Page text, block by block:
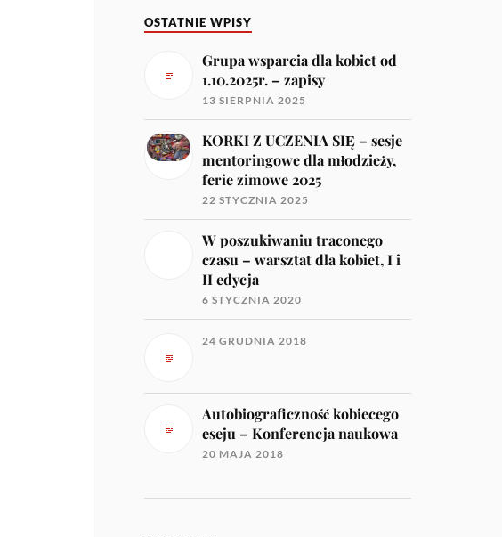
OSTATNIE WPISY
Grupa wsparcia dla kobiet od
1.10.2025r. – zapisy
13 SIERPNIA 2025
KORKI Z UCZENIA SIĘ – sesje
mentoringowe dla młodzieży,
ferie zimowe 2025
22 STYCZNIA 2025
W poszukiwaniu traconego
czasu – warsztat dla kobiet, I i
II edycja
6 STYCZNIA 2020
24 GRUDNIA 2018
Autobiograficzność kobiecego
eseju – Konferencja naukowa
20 MAJA 2018